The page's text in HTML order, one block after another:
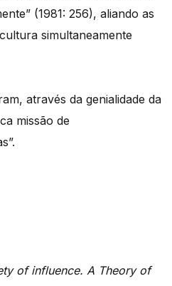
(1981: 256), aliando as
simultaneamente
através da genialidade da
missão de
of influence. A Theory of